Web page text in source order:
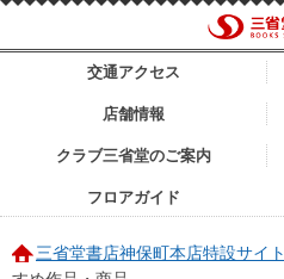
交通アクセス
店舗情報
クラブ三省堂のご案内
フロアガイド
三省堂書店神保町本店特設サイト